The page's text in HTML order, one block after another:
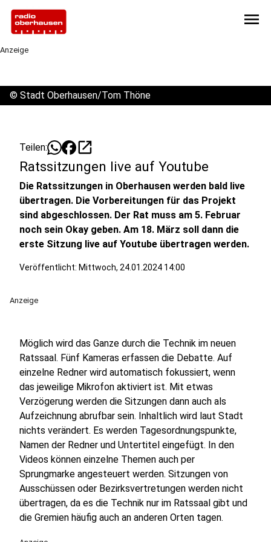
menu
Anzeige
© Stadt Oberhausen/Tom Thöne
Teilen: open_in_new
Ratssitzungen live auf Youtube
Die Ratssitzungen in Oberhausen werden bald live
übertragen. Die Vorbereitungen für das Projekt
sind abgeschlossen. Der Rat muss am 5. Februar
noch sein Okay geben. Am 18. März soll dann die
erste Sitzung live auf Youtube übertragen werden.
Veröffentlicht: Mittwoch, 24.01.2024 14:00
Anzeige
Möglich wird das Ganze durch die Technik im neuen
Ratssaal. Fünf Kameras erfassen die Debatte. Auf
einzelne Redner wird automatisch fokussiert, wenn
das jeweilige Mikrofon aktiviert ist. Mit etwas
Verzögerung werden die Sitzungen dann auch als
Aufzeichnung abrufbar sein. Inhaltlich wird laut Stadt
nichts verändert. Es werden Tagesordnungspunkte,
Namen der Redner und Untertitel eingefügt. In den
Videos können einzelne Themen auch per
Sprungmarke angesteuert werden. Sitzungen von
Ausschüssen oder Bezirksvertretungen werden nicht
übertragen, da es die Technik nur im Ratssaal gibt und
die Gremien häufig auch an anderen Orten tagen.